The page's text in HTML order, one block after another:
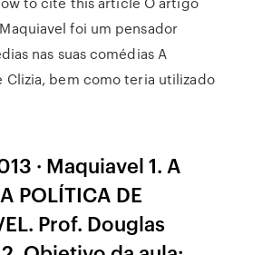
foi um pensador
nas suas comédias A
Clizia, bem como teria utilizado
· Maquiavel 1. A
POLÍTICA DE
Prof. Douglas